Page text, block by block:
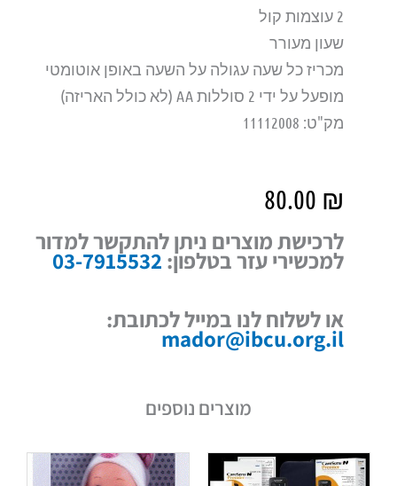
2 עוצמות קול
שעון מעורר
מכריז כל שעה עגולה על השעה באופן אוטומטי
מופעל על ידי 2 סוללות AA (לא כולל האריזה)
מק"ט: 11112008
80.00 ₪
לרכישת מוצרים ניתן להתקשר למדור
למכשירי עזר בטלפון: 03-7915532
או לשלוח לנו במייל לכתובת:
mador@ibcu.org.il
מוצרים נוספים